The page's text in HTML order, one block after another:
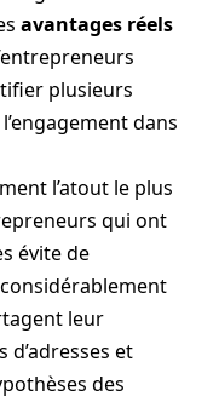
avantages réels
plusieurs
dans
l’atout le plus
qui ont
évite de
leur
et
des